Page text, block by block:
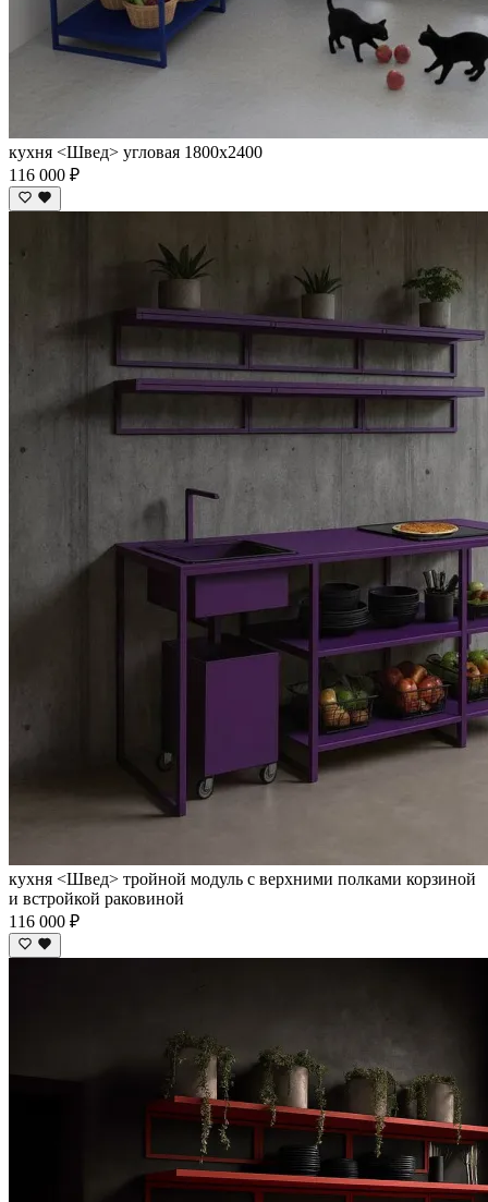
кухня <Швед> угловая 1800х2400
116 000 ₽
кухня <Швед> тройной модуль с верхними полками корзиной
и встройкой раковиной
116 000 ₽